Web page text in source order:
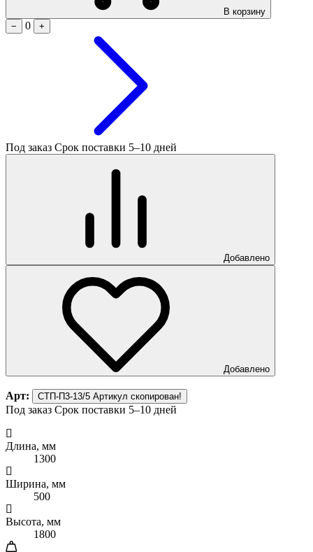
В корзину
−
0 +
Под заказ Срок поставки 5–10 дней
Добавлено
Добавлено
Арт: СТП-П3-13/5 Артикул скопирован!
Под заказ Срок поставки 5–10 дней
Длина, мм
1300
Ширина, мм
500
Высота, мм
1800